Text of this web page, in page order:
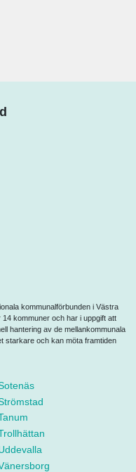
kommunalförbunden i Västra
kommuner och har i uppgift att
hantering av de mellankommunala
starkare och kan möta framtiden